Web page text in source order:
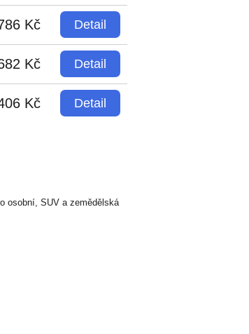
Kč Detail
Kč Detail
Kč Detail
osobní, SUV a zemědělská